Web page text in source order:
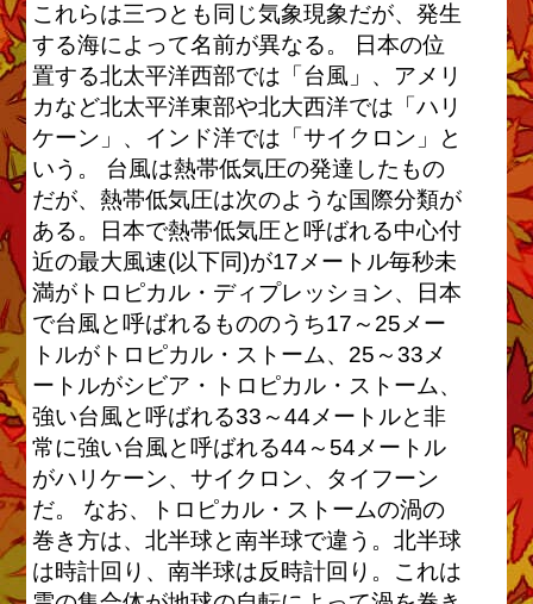
これらは三つとも同じ気象現象だが、発生
する海によって名前が異なる。 日本の位
置する北太平洋西部では「台風」、アメリ
カなど北太平洋東部や北大西洋では「ハリ
ケーン」、インド洋では「サイクロン」と
いう。 台風は熱帯低気圧の発達したもの
だが、熱帯低気圧は次のような国際分類が
ある。日本で熱帯低気圧と呼ばれる中心付
近の最大風速(以下同)が17メートル毎秒未
満がトロピカル・ディプレッション、日本
で台風と呼ばれるもののうち17～25メー
トルがトロピカル・ストーム、25～33メ
ートルがシビア・トロピカル・ストーム、
強い台風と呼ばれる33～44メートルと非
常に強い台風と呼ばれる44～54メートル
がハリケーン、サイクロン、タイフーン
だ。 なお、トロピカル・ストームの渦の
巻き方は、北半球と南半球で違う。北半球
は時計回り、南半球は反時計回り。これは